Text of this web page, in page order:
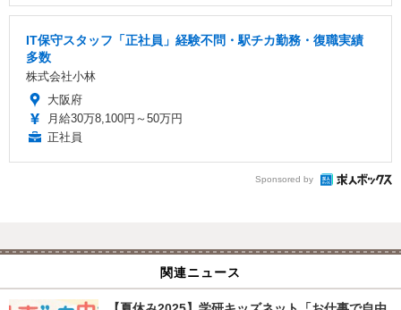
IT保守スタッフ「正社員」経験不問・駅チカ勤務・復職実績
多数
株式会社小林
大阪府
月給30万8,100円～50万円
正社員
Sponsored by
関連ニュース